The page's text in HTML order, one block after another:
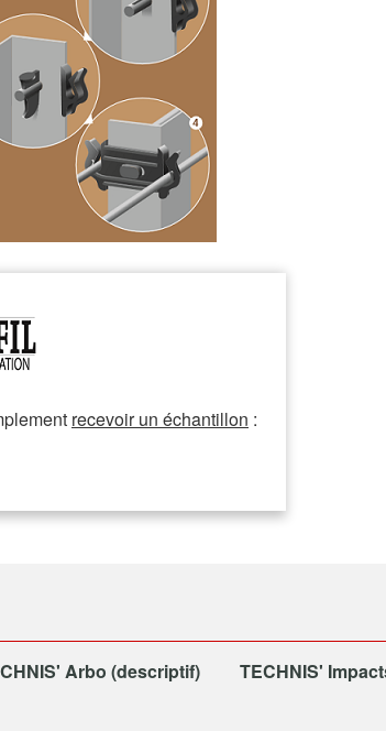
recevoir un échantillon :
Arbo (descriptif) TECHNIS'